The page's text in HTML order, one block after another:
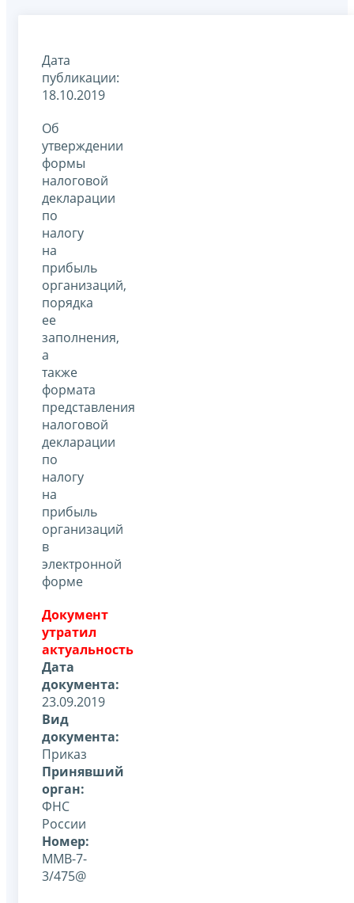
Дата
публикации:
18.10.2019
Об
утверждении
формы
налоговой
декларации
по
налогу
на
прибыль
организаций,
порядка
ее
заполнения,
а
также
формата
представления
налоговой
декларации
по
налогу
на
прибыль
организаций
в
электронной
форме
Документ
утратил
актуальность
Дата
документа:
23.09.2019
Вид
документа:
Приказ
Принявший
орган:
ФНС
России
Номер:
ММВ-7-
3/475@